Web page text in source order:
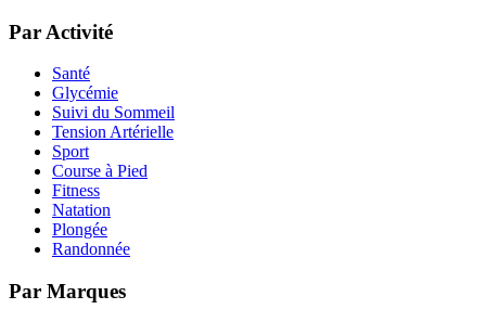
Par Activité
Santé
Glycémie
Suivi du Sommeil
Tension Artérielle
Sport
Course à Pied
Fitness
Natation
Plongée
Randonnée
Par Marques